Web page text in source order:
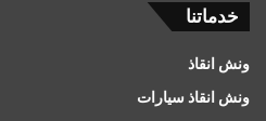
خدماتنا
ونش انقاذ
ونش انقاذ سيارات